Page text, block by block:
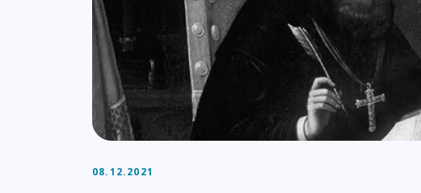
08.12.2021